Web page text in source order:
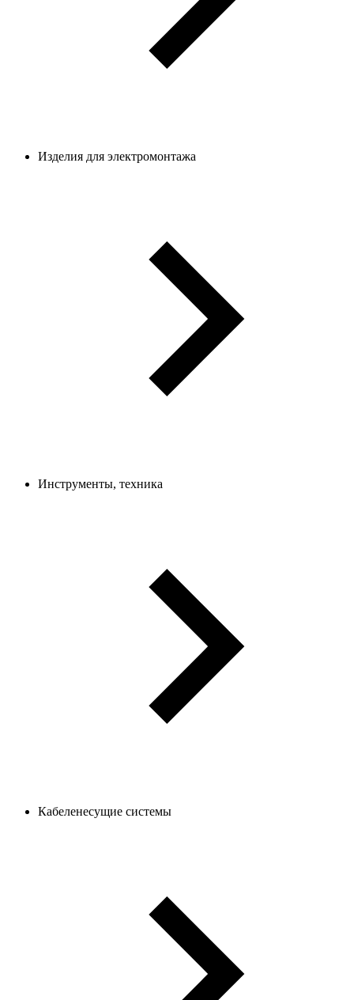
Изделия для электромонтажа
Инструменты, техника
Кабеленесущие системы